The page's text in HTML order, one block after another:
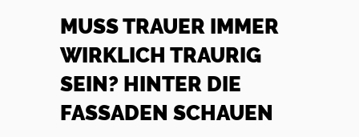
MUSS TRAUER IMMER
WIRKLICH TRAURIG
SEIN? HINTER DIE
FASSADEN SCHAUEN